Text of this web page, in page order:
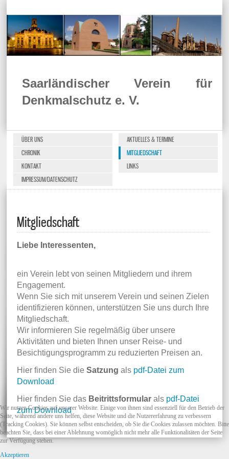
Saarländischer Verein für
Denkmalschutz e. V.
ÜBER UNS
AKTUELLES & TERMINE
CHRONIK
MITGLIEDSCHAFT
KONTAKT
LINKS
IMPRESSUM/DATENSCHUTZ
Mitgliedschaft
Liebe Interessenten,
ein Verein lebt von seinen Mitgliedern und ihrem
Engagement.
Wenn Sie sich mit unserem Verein und seinen Zielen
identifizieren können, unterstützen Sie uns durch Ihre
Mitgliedschaft.
Wir informieren Sie regelmäßig über unsere
Aktivitäten und bieten Ihnen unser Reise- und
Besichtigungsprogramm zu reduzierten Preisen an.
Hier finden Sie die Satzung als pdf-Datei zum
Download
Hier finden Sie das Beitrittsformular als pdf-Datei
zum Download
Wir nutzen Cookies auf unserer Website. Einige von ihnen sind essenziell für den Betrieb der
Seite, während andere uns helfen, diese Website und die Nutzererfahrung zu verbessern
(Tracking Cookies). Sie können selbst entscheiden, ob Sie die Cookies zulassen möchten. Bitte
beachten Sie, dass bei einer Ablehnung womöglich nicht mehr alle Funktionalitäten der Seite
zur Verfügung stehen.
Akzeptieren